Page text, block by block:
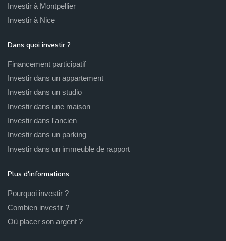
Investir à Montpellier
Investir à Nice
Dans quoi investir ?
Financement participatif
Investir dans un appartement
Investir dans un studio
Investir dans une maison
Investir dans l'ancien
Investir dans un parking
Investir dans un immeuble de rapport
Plus d'informations
Pourquoi investir ?
Combien investir ?
Où placer son argent ?